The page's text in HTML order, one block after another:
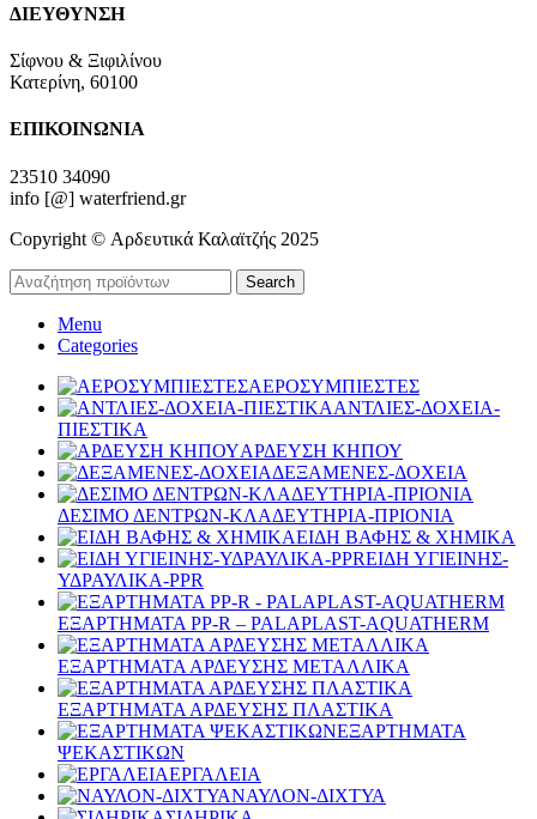
ΔΙΕΥΘΥΝΣΗ
Σίφνου & Ξιφιλίνου
Κατερίνη, 60100
ΕΠΙΚΟΙΝΩΝΙΑ
23510 34090
info [@] waterfriend.gr
Copyright © Αρδευτικά Καλαϊτζής 2025
Search
Menu
Categories
ΑΕΡΟΣΥΜΠΙΕΣΤΕΣ
ΑΝΤΛΙΕΣ-ΔΟΧΕΙΑ-
ΠΙΕΣΤΙΚΑ
ΑΡΔΕΥΣΗ ΚΗΠΟΥ
ΔΕΞΑΜΕΝΕΣ-ΔΟΧΕΙΑ
ΔΕΣΙΜΟ ΔΕΝΤΡΩΝ-ΚΛΑΔΕΥΤΗΡΙΑ-ΠΡΙΟΝΙΑ
ΕΙΔΗ ΒΑΦΗΣ & ΧΗΜΙΚΑ
ΕΙΔΗ ΥΓΙΕΙΝΗΣ-
ΥΔΡΑΥΛΙΚΑ-PPR
ΕΞΑΡΤΗΜΑΤΑ PP-R – PALAPLAST-AQUATHERM
ΕΞΑΡΤΗΜΑΤΑ ΑΡΔΕΥΣΗΣ ΜΕΤΑΛΛΙΚΑ
ΕΞΑΡΤΗΜΑΤΑ ΑΡΔΕΥΣΗΣ ΠΛΑΣΤΙΚΑ
ΕΞΑΡΤΗΜΑΤΑ
ΨΕΚΑΣΤΙΚΩΝ
ΕΡΓΑΛΕΙΑ
ΝΑΥΛΟΝ-ΔΙΧΤΥΑ